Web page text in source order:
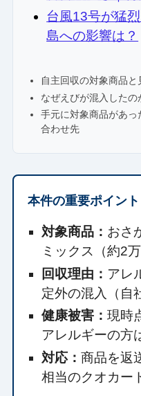
台風13号が猛
島への影響は？
自主回収の対象商品と
なぜえびが混入した
手元に対象商品があ
合わせ先
本件の重要ポイン
対象商品： おさ
ミックス（約2
回収理由： アレ
定外の混入（自
健康被害： 現時
アレルギーの方
対応： 商品を返
相当のクオカー